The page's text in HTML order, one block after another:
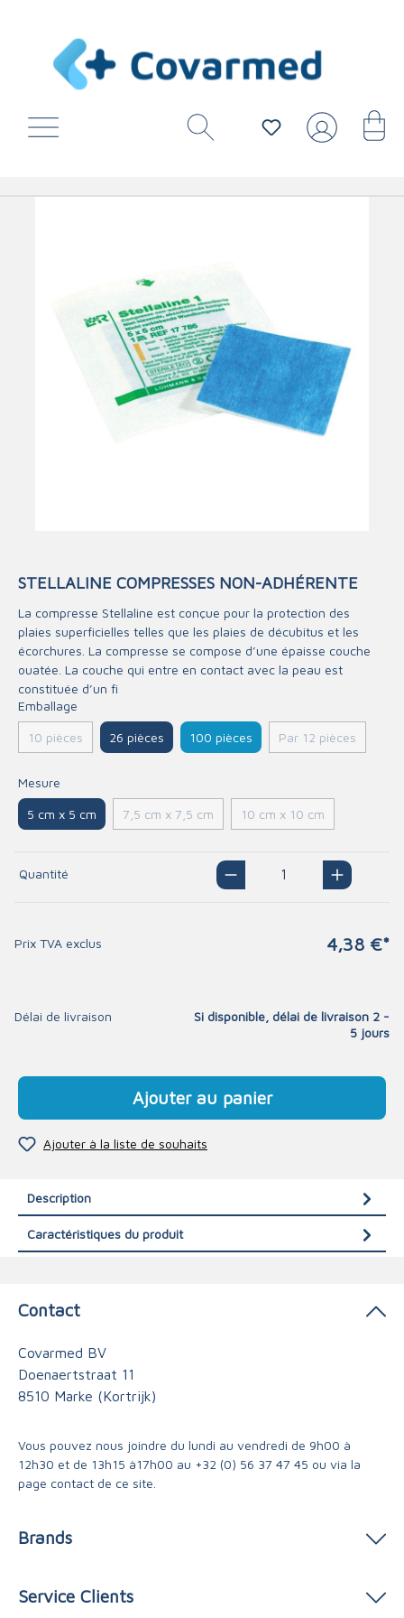
STELLALINE COMPRESSES NON-ADHÉRENTE
La compresse Stellaline est conçue pour la protection des
plaies superficielles telles que les plaies de décubitus et les
écorchures. La compresse se compose d’une épaisse couche
ouatée. La couche qui entre en contact avec la peau est
constituée d’un fi
Emballage
10 pièces 26 pièces 100 pièces Par 12 pièces
Mesure
5 cm x 5 cm 7,5 cm x 7,5 cm 10 cm x 10 cm
Quantité
Prix TVA exclus 4,38 €*
Délai de livraison
Si disponible, délai de livraison 2 -
5 jours
Ajouter au panier
Ajouter à la liste de souhaits
Description
Caractéristiques du produit
Contact
Covarmed BV
Doenaertstraat 11
8510 Marke (Kortrijk)
Vous pouvez nous joindre du lundi au vendredi de 9h00 à
12h30 et de 13h15 à17h00 au +32 (0) 56 37 47 45 ou via la
page contact de ce site.
Brands
Service Clients